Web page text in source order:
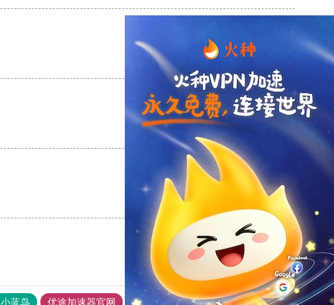
反对
反对[0]
小蓝鸟 优途加速器官网 风驰加速器 旋风加速器 八戒看书